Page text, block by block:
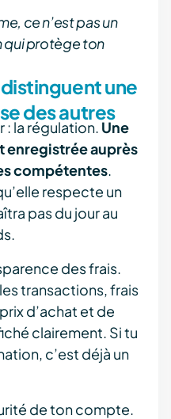
ce n’est pas un
qui protège ton
une
des autres
: la régulation. Une
enregistrée auprès
compétentes.
respecte un
pas du jour au
des frais.
transactions, frais
d’achat et de
clairement. Si tu
c’est déjà un
de ton compte.